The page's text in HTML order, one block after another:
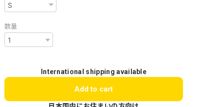
数量
International shipping available
Add to cart